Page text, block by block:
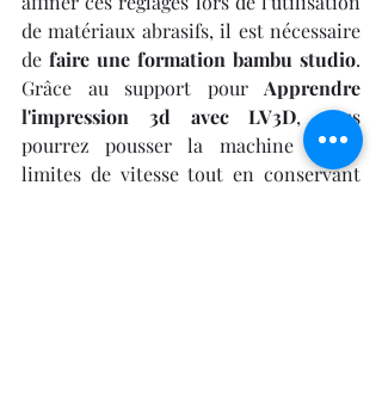
de matériaux abrasifs, il est nécessaire
de faire une formation bambu studio.
Grâce au support pour Apprendre
l'impression 3d avec LV3D, vous
pourrez pousser la machine à ses
limites de vitesse tout en conservant